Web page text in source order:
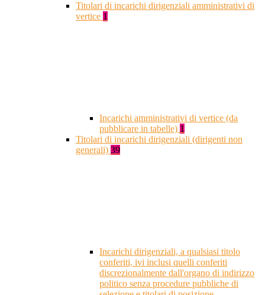
Titolari di incarichi dirigenziali amministrativi di
vertice 1
Incarichi amministrativi di vertice (da
pubblicare in tabelle) 1
Titolari di incarichi dirigenziali (dirigenti non
generali) 39
Incarichi dirigenziali, a qualsiasi titolo
conferiti, ivi inclusi quelli conferiti
discrezionalmente dall'organo di indirizzo
politico senza procedure pubbliche di